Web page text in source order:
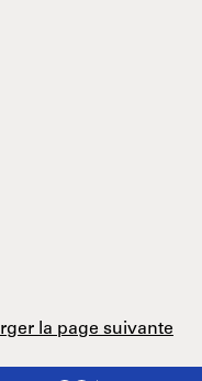
la page suivante